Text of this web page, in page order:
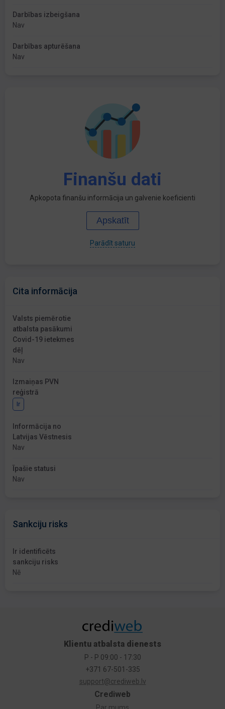
Darbības izbeigšana
Nav
Darbības apturēšana
Nav
Finanšu dati
Apkopota finanšu informācija un galvenie koeficienti
Apskatīt
Parādīt saturu
Cita informācija
Valsts piemērotie
atbalsta pasākumi
Covid-19 ietekmes
dēļ
Nav
Izmaiņas PVN
reģistrā
Ir
Informācija no
Latvijas Vēstnesis
Nav
Īpašie statusi
Nav
Sankciju risks
Ir identificēts
sankciju risks
Nē
Crediweb
Klientu atbalsta dienests
P - P 09:00 - 17:30
+371 67-501-335
support@crediweb.lv